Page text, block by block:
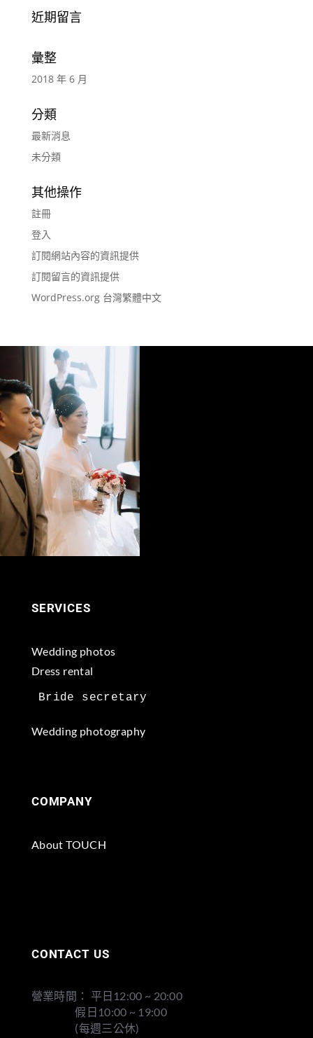
近期留言
彙整
2018 年 6 月
分類
最新消息
未分類
其他操作
註冊
登入
訂閱網站內容的資訊提供
訂閱留言的資訊提供
WordPress.org 台灣繁體中文
SERVICES
Wedding photos
Dress rental
Wedding photography
COMPANY
About TOUCH
CONTACT US
營業時間： 平日12:00 ~ 20:00
假日10:00 ~ 19:00
(每週三公休)